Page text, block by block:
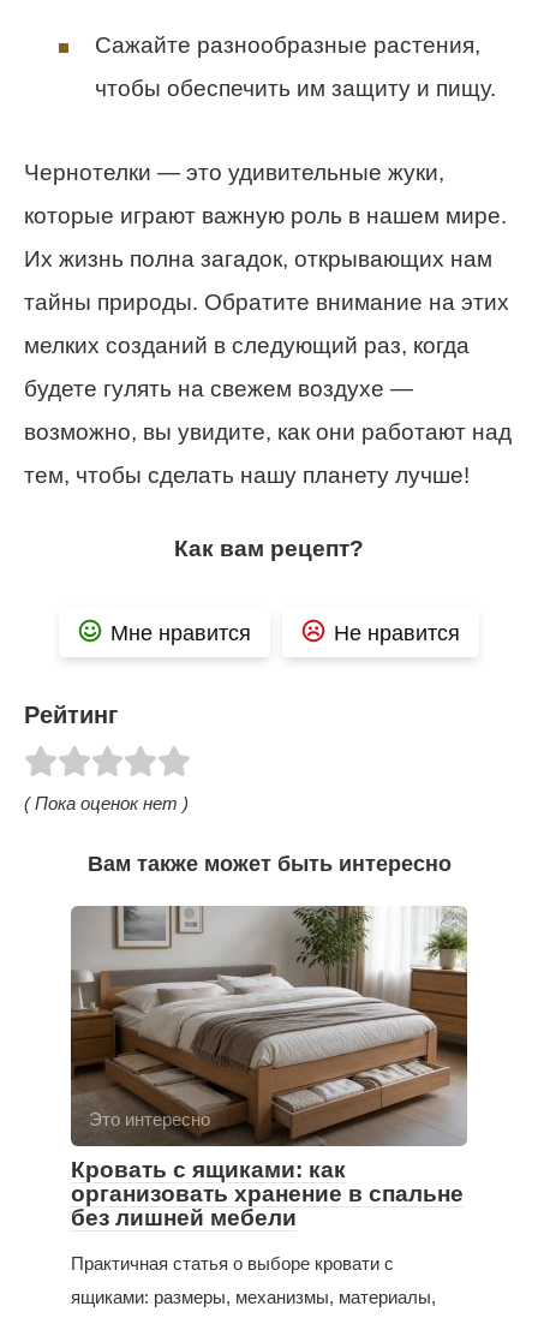
Сажайте разнообразные растения,
чтобы обеспечить им защиту и пищу.
Чернотелки — это удивительные жуки,
которые играют важную роль в нашем мире.
Их жизнь полна загадок, открывающих нам
тайны природы. Обратите внимание на этих
мелких созданий в следующий раз, когда
будете гулять на свежем воздухе —
возможно, вы увидите, как они работают над
тем, чтобы сделать нашу планету лучше!
Как вам рецепт?
Мне нравится Не нравится
Рейтинг
( Пока оценок нет )
Вам также может быть интересно
Это интересно
Кровать с ящиками: как
организовать хранение в спальне
без лишней мебели
Практичная статья о выборе кровати с
ящиками: размеры, механизмы, материалы,